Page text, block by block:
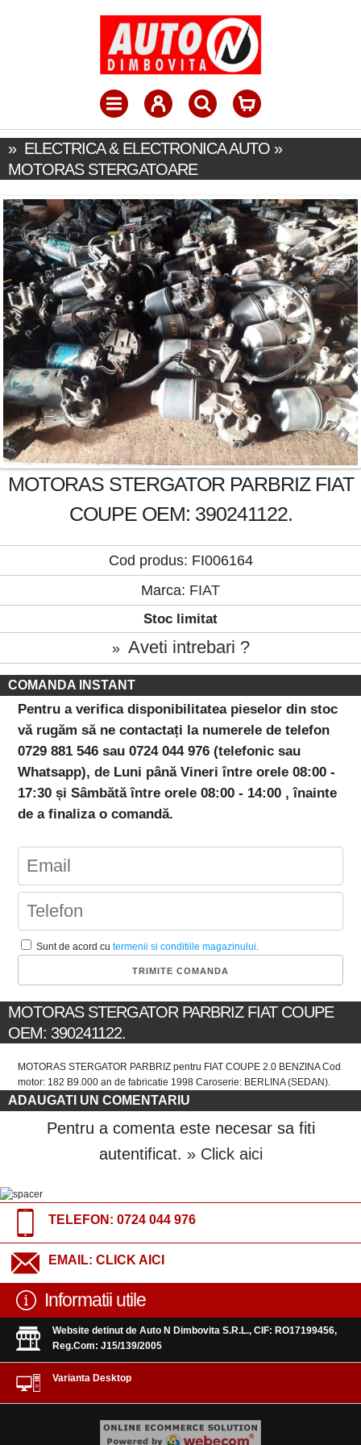
» ELECTRICA & ELECTRONICA AUTO »
MOTORAS STERGATOARE
MOTORAS STERGATOR PARBRIZ FIAT
COUPE OEM: 390241122.
Cod produs: FI006164
Marca: FIAT
Stoc limitat
» Aveti intrebari ?
COMANDA INSTANT
Pentru a verifica disponibilitatea pieselor din stoc
vă rugăm să ne contactați la numerele de telefon
0729 881 546 sau 0724 044 976 (telefonic sau
Whatsapp), de Luni până Vineri între orele 08:00 -
17:30 și Sâmbătă între orele 08:00 - 14:00 , înainte
de a finaliza o comandă.
Sunt de acord cutermenii si conditiile magazinului.
MOTORAS STERGATOR PARBRIZ FIAT COUPE
OEM: 390241122.
MOTORAS STERGATOR PARBRIZ pentru FIAT COUPE 2.0 BENZINA Cod
motor: 182 B9.000 an de fabricatie 1998 Caroserie: BERLINA (SEDAN).
ADAUGATI UN COMENTARIU
Pentru a comenta este necesar sa fiti
autentificat. » Click aici
TELEFON: 0724 044 976
EMAIL: CLICK AICI
Informatii utile
Website detinut de Auto N Dimbovita S.R.L., CIF: RO17199456,
Reg.Com: J15/139/2005
Varianta Desktop